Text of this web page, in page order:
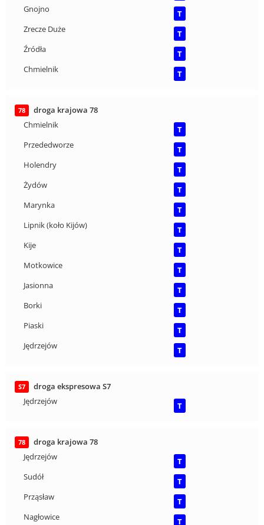
Gnojno
T
Zrecze Duże
T
Źródła
T
Chmielnik
T
78
droga krajowa 78
Chmielnik
T
Przededworze
T
Holendry
T
Żydów
T
Marynka
T
Lipnik (koło Kijów)
T
Kije
T
Motkowice
T
Jasionna
T
Borki
T
Piaski
T
Jędrzejów
T
S7
droga ekspresowa S7
Jędrzejów
T
78
droga krajowa 78
Jędrzejów
T
Sudół
T
Prząsław
T
Nagłowice
T